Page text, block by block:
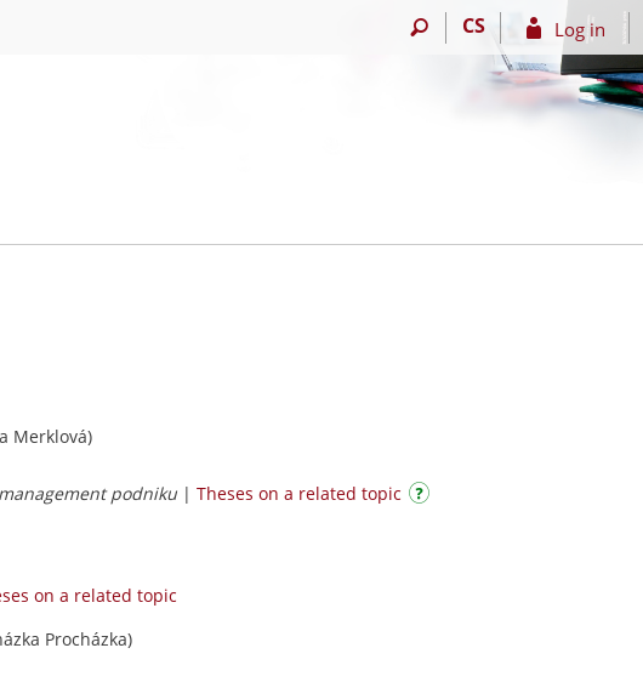
CS Log in
Merklová)
podniku | Theses on a related topic
on a related topic
Procházka)